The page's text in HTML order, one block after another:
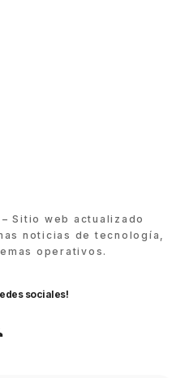
– Sitio web actualizado
noticias de tecnología,
operativos.
sociales!